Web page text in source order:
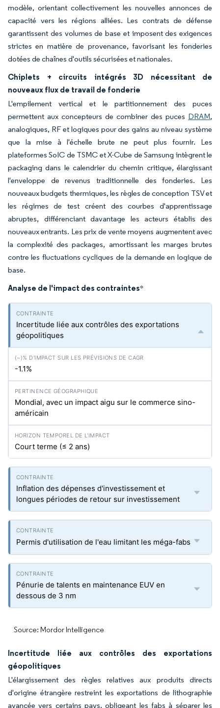
modèle, orientant collectivement les nouvelles annonces de
capacité vers les régions alliées. Les contrats de défense
garantissent des volumes de base et imposent des exigences
strictes en matière de provenance, favorisant les fonderies
dotées de chaînes d'outils sécurisées et nationales.
Chiplets + circuits intégrés 3D nécessitant de
nouveaux flux de travail de fonderie
L'empilement vertical et le partitionnement des puces
permettent aux concepteurs de combiner des puces DRAM,
analogiques, RF et logiques pour des gains au niveau système
que la mise à l'échelle brute ne peut plus fournir. Les
plateformes SoIC de TSMC et X-Cube de Samsung intègrent le
packaging dans le calendrier du chemin critique, élargissant
l'enveloppe de revenus traditionnelle des fonderies. Les
nouveaux budgets thermiques, les règles de conception TSV et
les régimes de test créent des courbes d'apprentissage
abruptes, différenciant davantage les acteurs établis des
nouveaux entrants. Les prix de vente moyens augmentent avec
la complexité des packages, amortissant les marges brutes
contre les fluctuations cycliques de la demande en logique de
base.
Analyse de l'impact des contraintes*
Incertitude liée aux contrôles des exportations
géopolitiques
-1.1%
Mondial, avec un impact aigu sur le commerce sino-
américain
Court terme (≤ 2 ans)
Inflation des dépenses d'investissement et
longues périodes de retour sur investissement
Permis d'utilisation de l'eau limitant les méga-fabs
Pénurie de talents en maintenance EUV en
dessous de 3 nm
Source: Mordor Intelligence
Incertitude liée aux contrôles des exportations
géopolitiques
L'élargissement des règles relatives aux produits directs
d'origine étrangère restreint les exportations de lithographie
avancée vers certains pays, obligeant les fabs à séparer les